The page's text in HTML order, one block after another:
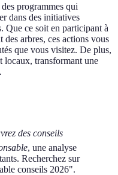
programmes qui
dans des initiatives
Que ce soit en participant à
des arbres, ces actions vous
que vous visitez. De plus,
locaux, transformant une
des conseils
, une analyse
Recherchez sur
conseils 2026".